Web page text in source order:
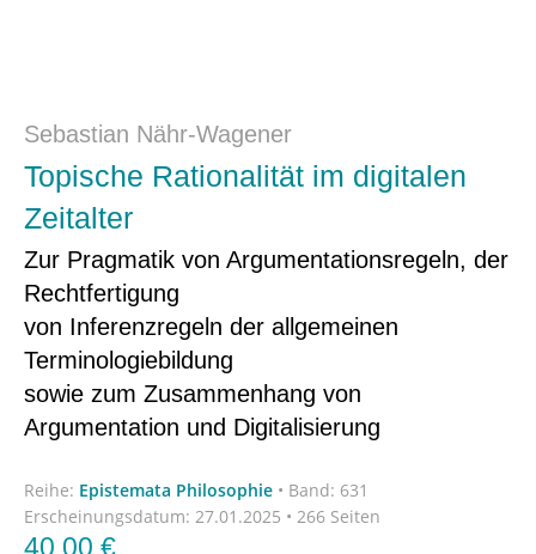
Sebastian Nähr-Wagener
Topische Rationalität im digitalen
Zeitalter
Zur Pragmatik von Argumentationsregeln, der
Recht­fertigung
von Inferenzregeln der allgemeinen
Terminologiebildung
sowie zum Zusammenhang von
Argumentation und Digitalisierung
Reihe: Epistemata Philosophie • Band: 631
Erscheinungsdatum: 27.01.2025 • 266 Seiten
40,00 €